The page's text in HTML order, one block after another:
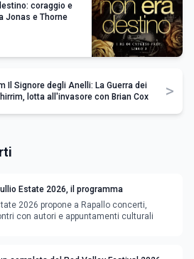
coraggio e
Jonas e Thorne
Il Signore degli Anelli: La Guerra dei
Rohirrim, lotta all'invasore con Brian Cox
>
Estate 2026, il programma
2026 propone a Rapallo concerti,
con autori e appuntamenti culturali